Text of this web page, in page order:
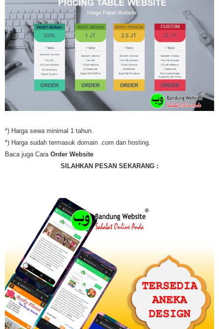
*) Harga sewa minimal 1 tahun.
*) Harga sudah termasuk domain .com dan hosting.
Baca juga Cara Order Website
SILAHKAN PESAN SEKARANG :